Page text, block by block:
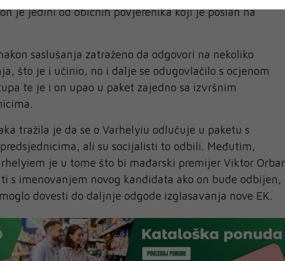
je jedini od običnih povjerenika koji je poslan na
saslušanja zatraženo da odgovori na nekoliko
što je i učinio, no i dalje se odugovlačilo s ocjenom
te je i on upao u paket zajedno sa izvršnim
tražila je da se o Varhelyiu odlučuje u paketu s
ali su socijalisti to odbili. Međutim,
je u tome što bi mađarski premijer Viktor
s imenovanjem novog kandidata ako on bude odbijen,
dovesti do daljnje odgode izglasavanja nove EK.